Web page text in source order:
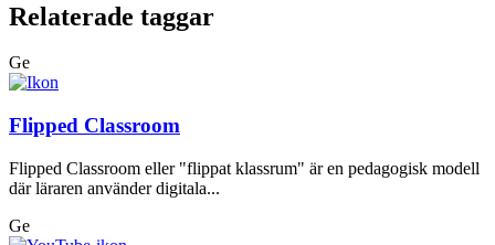
Relaterade taggar
Ge
Flipped Classroom
Flipped Classroom eller "flippat klassrum" är en pedagogisk modell
där läraren använder digitala...
Ge